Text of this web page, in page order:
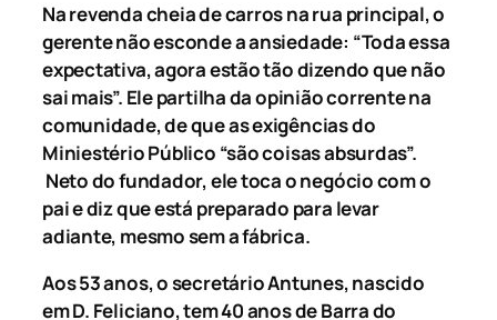
Na revenda cheia de carros na rua principal, o
gerente não esconde a ansiedade: “Toda essa
expectativa, agora estão tão dizendo que não
sai mais”. Ele partilha da opinião corrente na
comunidade, de que as exigências do
Miniestério Público “são coisas absurdas”.
Neto do fundador, ele toca o negócio com o
pai e diz que está preparado para levar
adiante, mesmo sem a fábrica.
Aos 53 anos, o secretário Antunes, nascido
em D. Feliciano, tem 40 anos de Barra do